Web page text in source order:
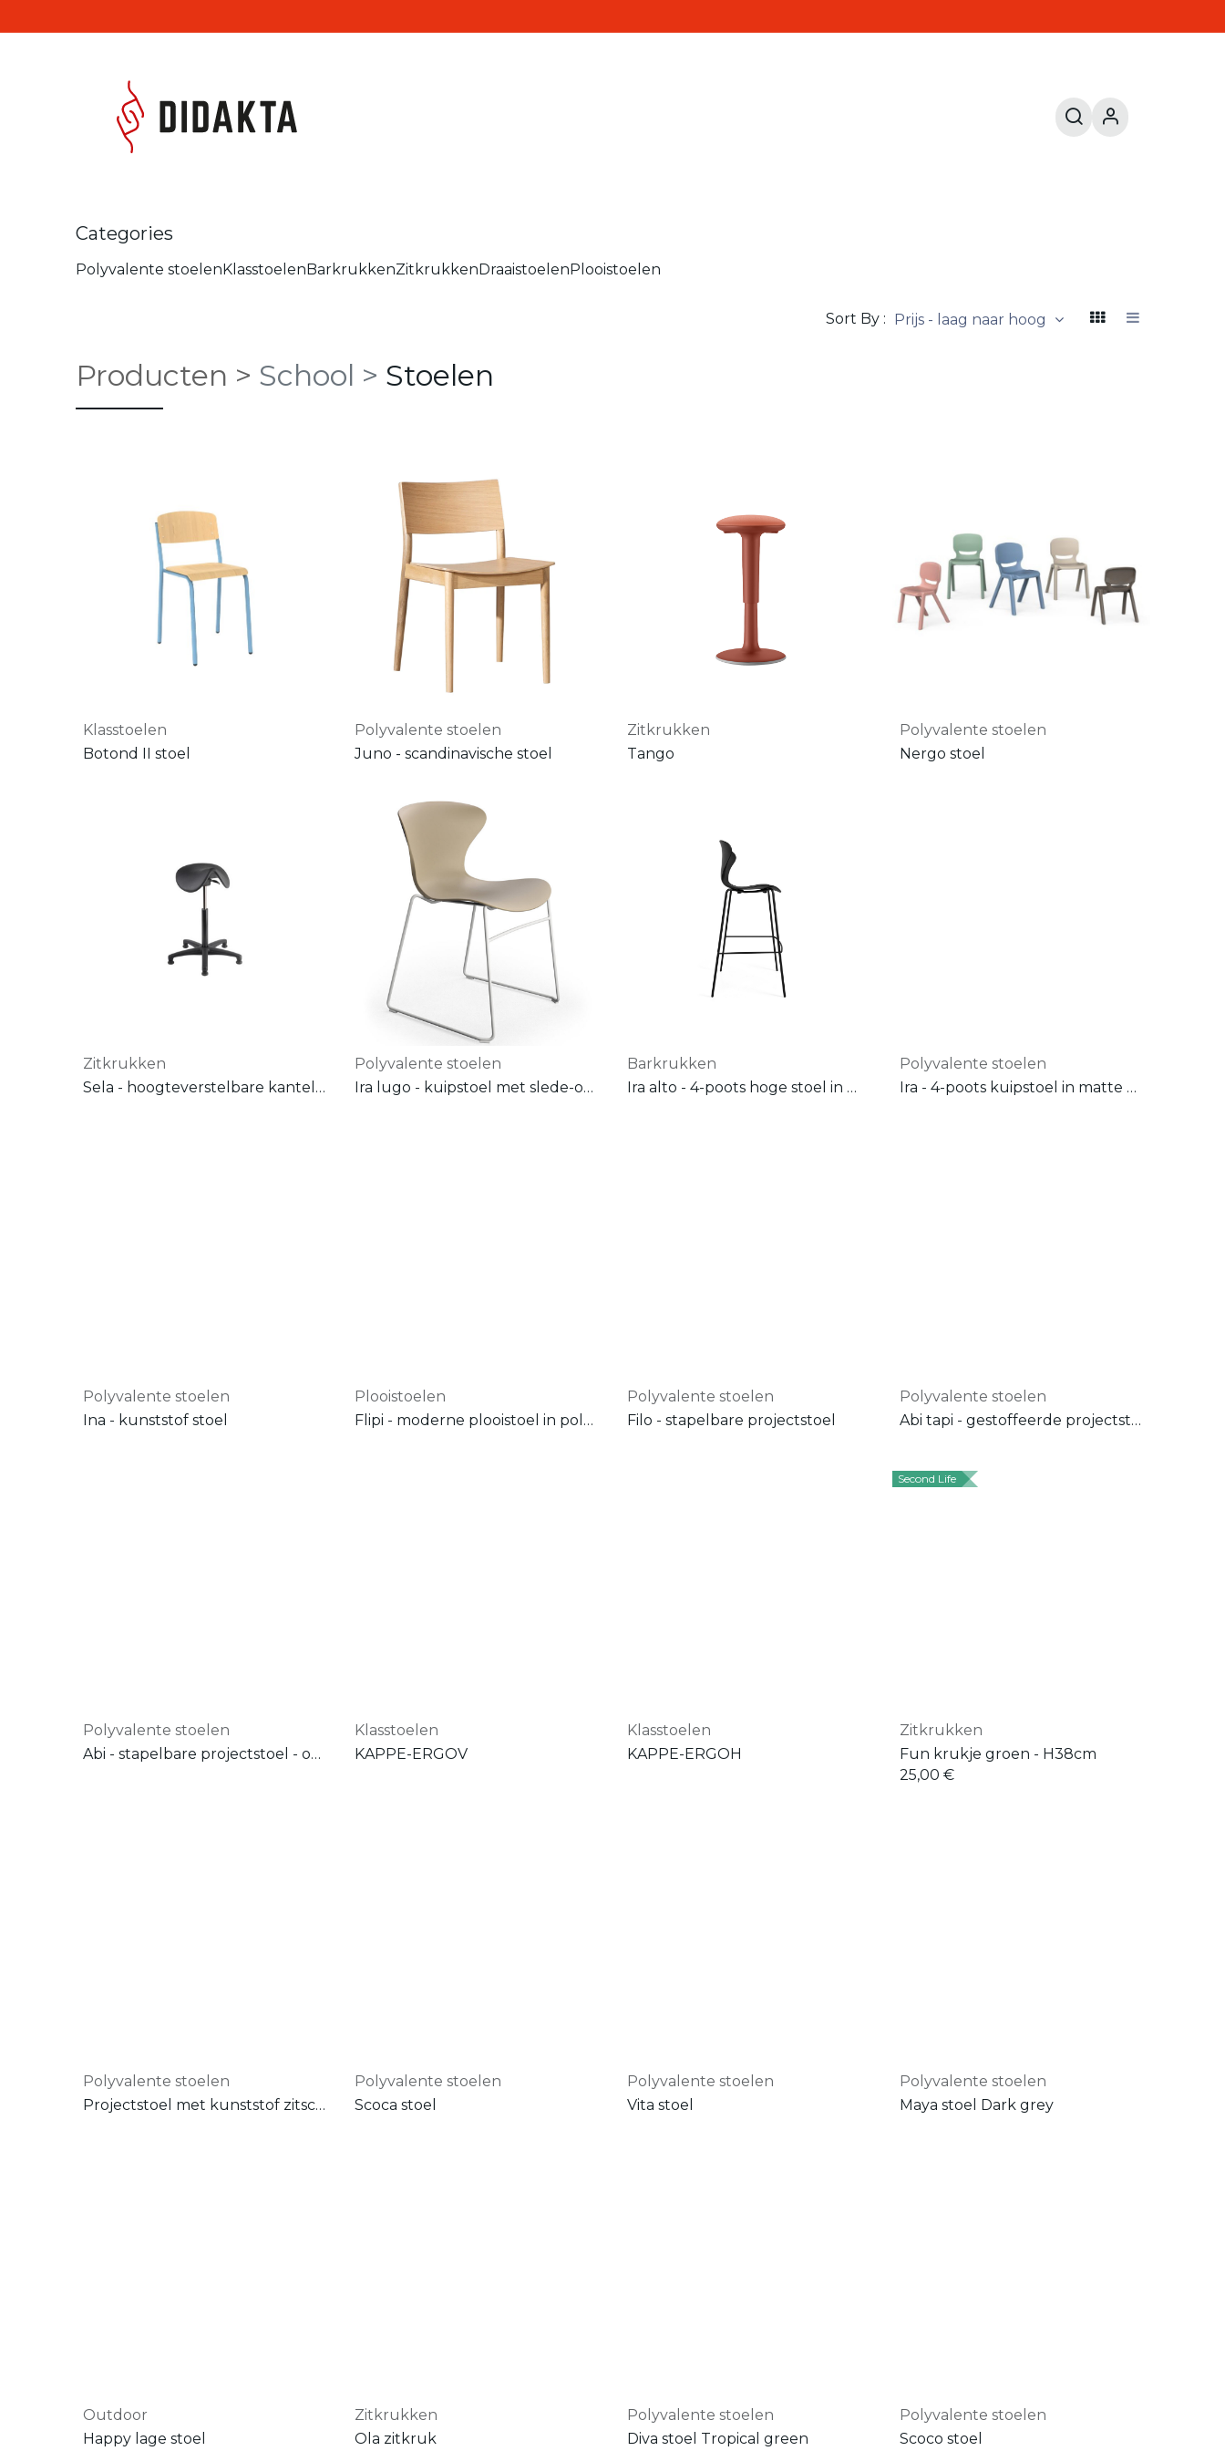
Categories
Polyvalente stoelenKlasstoelenBarkrukkenZitkrukkenDraaistoelenPlooistoelen
Sort By : Prijs - laag naar hoog
Producten > School > Stoelen
Klasstoelen
Botond II stoel
Polyvalente stoelen
Juno - scandinavische stoel
Zitkrukken
Tango
Polyvalente stoelen
Nergo stoel
Zitkrukken
Sela - hoogteverstelbare kantelkruk op wielen
Polyvalente stoelen
Ira lugo - kuipstoel met slede-onderstel - in matte kunststof
Barkrukken
Ira alto - 4-poots hoge stoel in matte kunststof
Polyvalente stoelen
Ira - 4-poots kuipstoel in matte kunststof
Polyvalente stoelen
Ina - kunststof stoel
Plooistoelen
Flipi - moderne plooistoel in polypropyleen
Polyvalente stoelen
Filo - stapelbare projectstoel
Polyvalente stoelen
Abi tapi - gestoffeerde projectstoel - onderstel in chroom
Polyvalente stoelen
Abi - stapelbare projectstoel - onderstel in chroom
Klasstoelen
KAPPE-ERGOV
Klasstoelen
KAPPE-ERGOH
Second Life
Zitkrukken
Fun krukje groen - H38cm
25,00 €
Polyvalente stoelen
Projectstoel met kunststof zitschaal
Polyvalente stoelen
Scoca stoel
Polyvalente stoelen
Vita stoel
Polyvalente stoelen
Maya stoel Dark grey
Outdoor
Happy lage stoel
Zitkrukken
Ola zitkruk
Polyvalente stoelen
Diva stoel Tropical green
Polyvalente stoelen
Scoco stoel